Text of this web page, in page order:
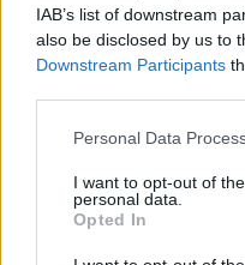
IAB’s list of downstream
also be disclosed by us to
Downstream Participants
Please note that this
not limited to your visit or
grant or deny consent to
use your data for below
consent section.
Personal Data
I want to opt-out of
personal data.
Opted In